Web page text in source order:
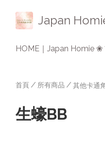
Japan
HOME｜Japan Homie ❀
首頁 / 所有商品 / 其他卡通
生蠔BB